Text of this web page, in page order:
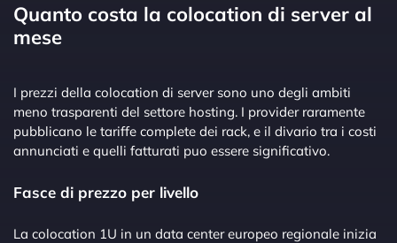
Quanto costa la colocation di server al
mese
I prezzi della colocation di server sono uno degli ambiti
meno trasparenti del settore hosting. I provider raramente
pubblicano le tariffe complete dei rack, e il divario tra i costi
annunciati e quelli fatturati puo essere significativo.
Fasce di prezzo per livello
La colocation 1U in un data center europeo regionale inizia